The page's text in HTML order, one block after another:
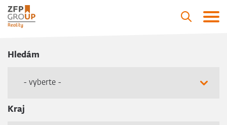
Hledám
- vyberte -
Kraj